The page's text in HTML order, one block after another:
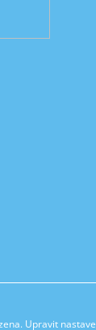
Upravit